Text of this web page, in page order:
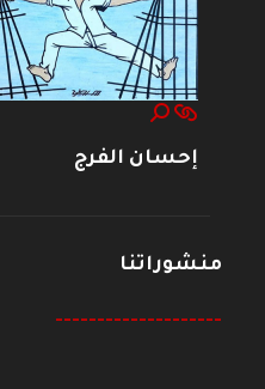
إحسان الفرج
منشوراتنا
--------------------